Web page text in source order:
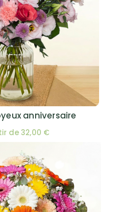
anniversaire
de 32,00 €